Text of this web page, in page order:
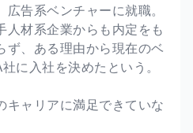
告系ベンチャーに就職。
人材系企業からも内定をも
ず、ある理由から現在のベ
に入社を決めたという。
キャリアに満足できていな